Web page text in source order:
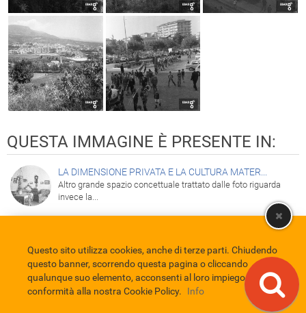
QUESTA IMMAGINE È PRESENTE IN:
LA DIMENSIONE PRIVATA E LA CULTURA MATER...
Altro grande spazio concettuale trattato dalle foto riguarda
invece la...
Comune di Eboli Servizio Bibliotecario Nazionale
Privacy policy
Credits
EBAD
Questo sito utilizza cookies, anche di terze parti. Chiudendo
questo banner, scorrendo questa pagina o cliccando
qualunque suo elemento, acconsenti al loro impiego in
conformità alla nostra Cookie Policy.
Info